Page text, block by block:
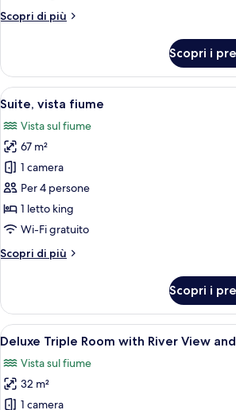
Scopri di più
Altri
Junior,
vista
fiume
Scopri i
Apri
tutte
le
foto
per
Suite,
vista
fiume
Un'ampia
4
Suite, vista fiume
Vista sul fiume
67 m²
1 camera
Per 4 persone
1 letto king
Wi-Fi gratuito
Scopri di più
Altri
vista
fiume
Scopri i
Apri
tutte
le
foto
per
Camera
4
Deluxe Triple Room with River View
Vista sul fiume
32 m²
1 camera